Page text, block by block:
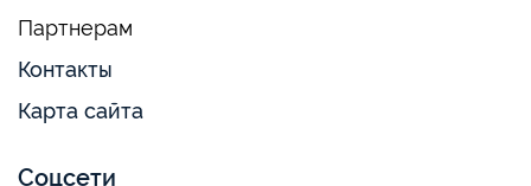
Партнерам
Контакты
Карта сайта
Соцсети